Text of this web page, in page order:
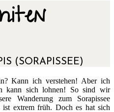
(SORAPISSEE)
Kann ich verstehen! Aber ich
kann sich lohnen! So sind wir
Wanderung zum Sorapissee
ist extrem früh. Doch es hat sich